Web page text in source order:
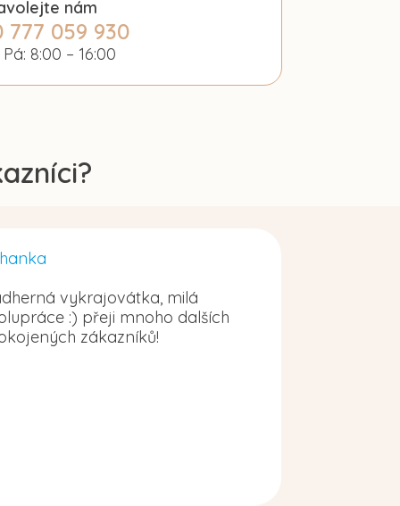
nám
777 059 930
8:00 – 16:00
vykrajovátka, milá
:) přeji mnoho dalších
zákazníků!